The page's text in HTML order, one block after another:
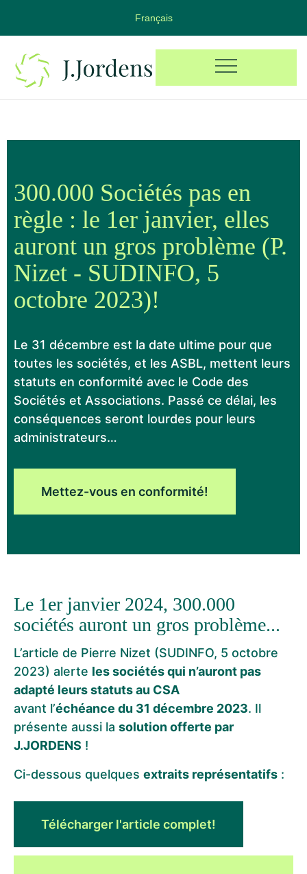
Français
300.000 Sociétés pas en
règle : le 1er janvier, elles
auront un gros problème (P.
Nizet - SUDINFO, 5
octobre 2023)!
Le 31 décembre est la date ultime pour que
toutes les sociétés, et les ASBL, mettent leurs
statuts en conformité avec le Code des
Sociétés et Associations. Passé ce délai, les
conséquences seront lourdes pour leurs
administrateurs…
Mettez-vous en conformité!
Le 1er janvier 2024, 300.000
sociétés auront un gros problème...
L’article de Pierre Nizet (SUDINFO, 5 octobre
2023) alerte les sociétés qui n’auront pas
adapté leurs statuts au CSA
avant l’échéance du 31 décembre 2023. Il
présente aussi la solution offerte par
J.JORDENS !
Ci-dessous quelques extraits représentatifs :
Télécharger l'article complet!